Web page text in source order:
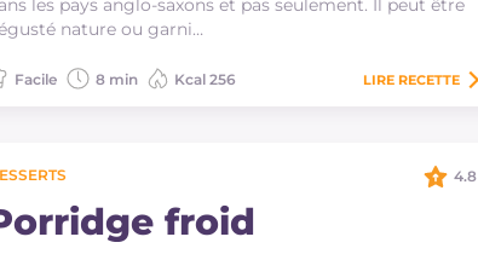
les pays anglo-saxons et pas seulement. Il peut être
nature ou garni…
Facile 8 min Kcal 256 LIRE RECETTE
froid
4.8